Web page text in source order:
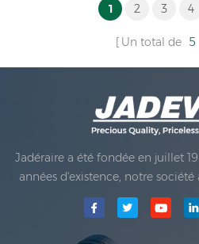
1 2 3 4
Un total de 5
Jadéraire a été fondée en juillet
années d'existence, notre
technologique et développant
notre société a atteint
quand Le premier de nos